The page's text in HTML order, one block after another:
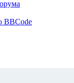
BBCode